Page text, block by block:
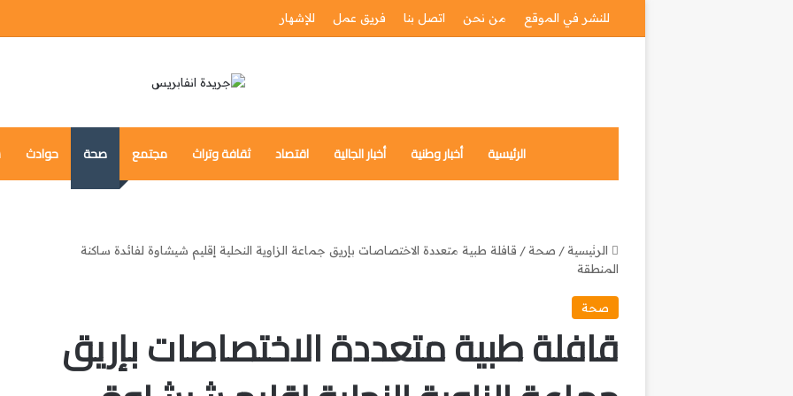
للنشر في الموقع من نحن اتصل بنا فريق عمل للإشهار
الرئيسية أخبار وطنية أخبار الجالية اقتصاد ثقافة وتراث مجتمع صحة حوادث
الرئيسية/ صحة/ قافلة طبية متعددة الاختصاصات بإريق جماعة الزاوية النحلية إقليم شيشاوة لفائدة ساكنة
المنطقة
صحة
قافلة طبية متعددة الاختصاصات بإريق